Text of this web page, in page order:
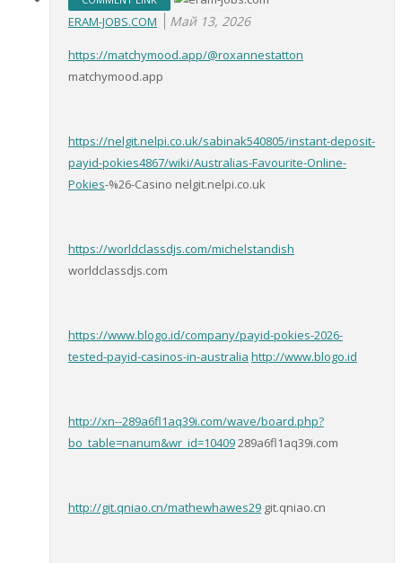
ERAM-JOBS.COM Май 13, 2026
https://matchymood.app/@roxannestatton
matchymood.app
https://nelgit.nelpi.co.uk/sabinak540805/instant-deposit-
payid-pokies4867/wiki/Australias-Favourite-Online-
Pokies-%26-Casino nelgit.nelpi.co.uk
https://worldclassdjs.com/michelstandish
worldclassdjs.com
https://www.blogo.id/company/payid-pokies-2026-
tested-payid-casinos-in-australia http://www.blogo.id
http://xn--289a6fl1aq39i.com/wave/board.php?
bo_table=nanum&wr_id=10409289a6fl1aq39i.com
http://git.qniao.cn/mathewhawes29 git.qniao.cn